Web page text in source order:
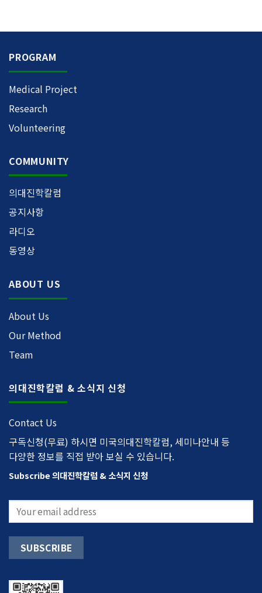
PROGRAM
Medical Project
Research
Volunteering
COMMUNITY
의대진학칼럼
공지사항
라디오
동영상
ABOUT US
About Us
Our Method
Team
의대진학칼럼 & 소식지 신청
Contact Us
구독신청(무료) 하시면 미국의대진학칼럼, 세미나안내 등
다양한 정보를 직접 받아 보실 수 있습니다.
Subscribe 의대진학칼럼 & 소식지 신청